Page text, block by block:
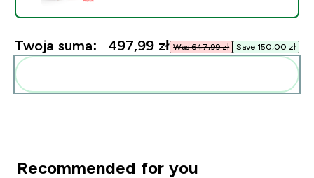
Twoja suma: 497,99 zł‎ Was 647,99 zł‎ Save 150,00 zł‎
Recommended for you